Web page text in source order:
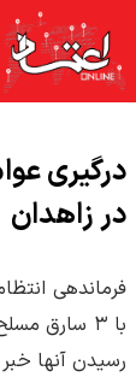
درگیری
در زاهدان
فرماندهی
با ۳ سارق
رسیدن آنها